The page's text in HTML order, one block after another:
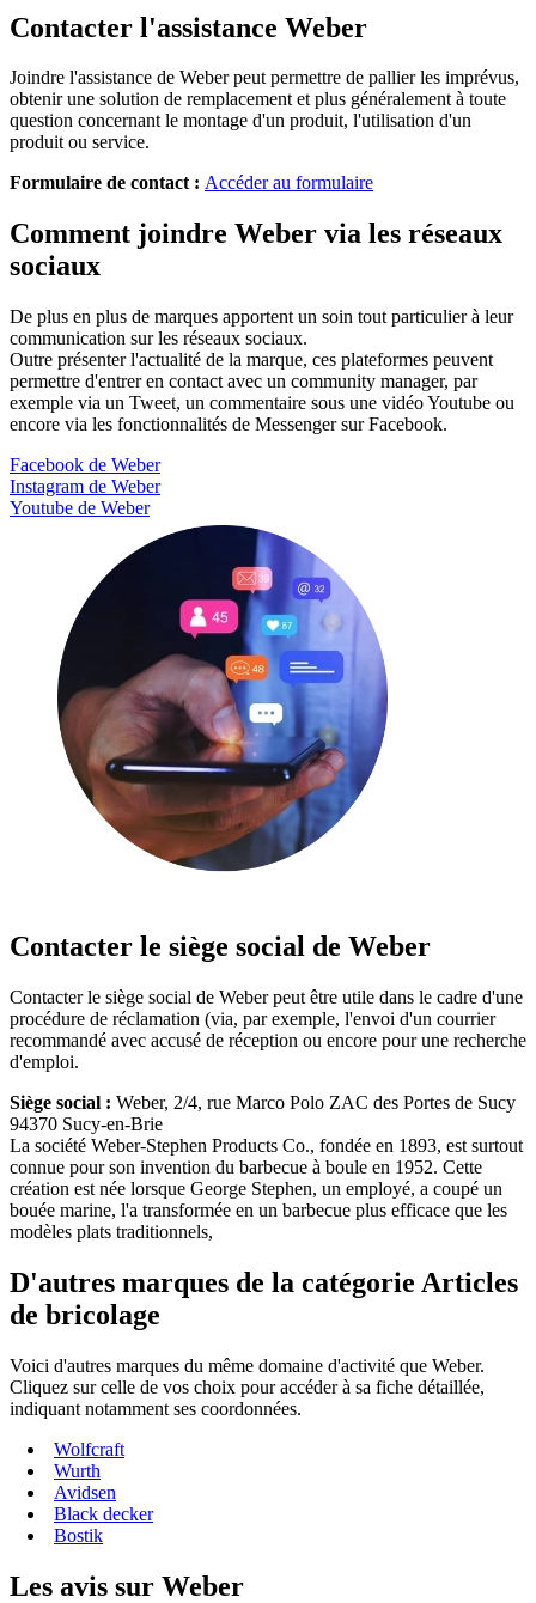
Contacter l'assistance Weber
Joindre l'assistance de Weber peut permettre de pallier les imprévus,
obtenir une solution de remplacement et plus généralement à toute
question concernant le montage d'un produit, l'utilisation d'un
produit ou service.
Formulaire de contact : Accéder au formulaire
Comment joindre Weber via les réseaux
sociaux
De plus en plus de marques apportent un soin tout particulier à leur
communication sur les réseaux sociaux.
Outre présenter l'actualité de la marque, ces plateformes peuvent
permettre d'entrer en contact avec un community manager, par
exemple via un Tweet, un commentaire sous une vidéo Youtube ou
encore via les fonctionnalités de Messenger sur Facebook.
Facebook de Weber
Instagram de Weber
Youtube de Weber
Contacter le siège social de Weber
Contacter le siège social de Weber peut être utile dans le cadre d'une
procédure de réclamation (via, par exemple, l'envoi d'un courrier
recommandé avec accusé de réception ou encore pour une recherche
d'emploi.
Siège social : Weber, 2/4, rue Marco Polo ZAC des Portes de Sucy
94370 Sucy-en-Brie
La société Weber-Stephen Products Co., fondée en 1893, est surtout
connue pour son invention du barbecue à boule en 1952. Cette
création est née lorsque George Stephen, un employé, a coupé un
bouée marine, l'a transformée en un barbecue plus efficace que les
modèles plats traditionnels,
D'autres marques de la catégorie Articles
de bricolage
Voici d'autres marques du même domaine d'activité que Weber.
Cliquez sur celle de vos choix pour accéder à sa fiche détaillée,
indiquant notamment ses coordonnées.
Wolfcraft
Wurth
Avidsen
Black decker
Bostik
Les avis sur Weber